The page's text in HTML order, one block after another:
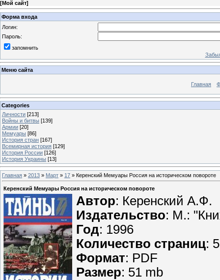
[Мой сайт]
Форма входа
Логин:
Пароль:
запомнить
Меню сайта
Главная
Categories
Личности [213]
Войны и битвы [139]
Армии [20]
Мемуары [86]
История стран [167]
Всемирная история [129]
История России [126]
История Украины [13]
Главная » 2013 » Март » 17 » Керенский Мемуары Россия на историческом повороте
Керенский Мемуары Россия на историческом повороте
Автор: Керенский А.Ф.
Издательство: М.:
Год: 1996
Количество страниц:
Формат: PDF
Размер: 51 mb